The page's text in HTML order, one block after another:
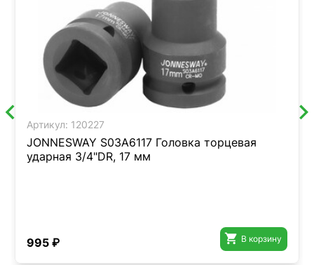
Артикул: 120227
JONNESWAY S03A6117 Головка торцевая
ударная 3/4"DR, 17 мм
995 ₽  В корзину